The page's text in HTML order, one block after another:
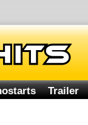
Trailer